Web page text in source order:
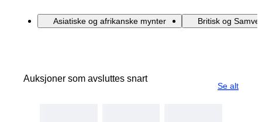
Asiatiske og afrikanske mynter Britisk og
Auksjoner som avsluttes snart
Se alt